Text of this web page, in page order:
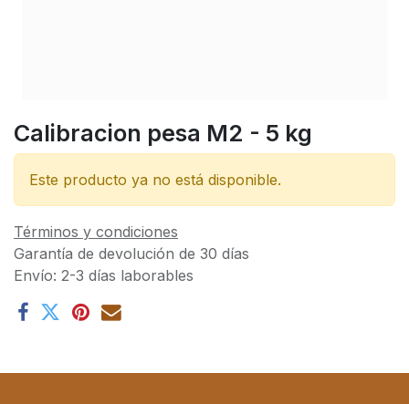
Calibracion pesa M2 - 5 kg
Este producto ya no está disponible.
Términos y condiciones
Garantía de devolución de 30 días
Envío: 2-3 días laborables